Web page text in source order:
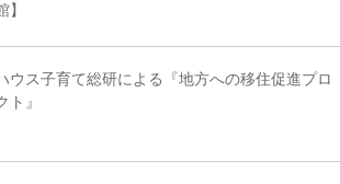
】
ウス子育て総研による『地方への移住促進プロ
ト』